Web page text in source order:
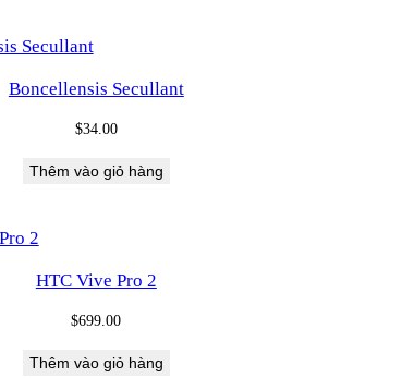
Boncellensis Secullant
$34.00
Thêm vào giỏ hàng
HTC Vive Pro 2
$699.00
Thêm vào giỏ hàng